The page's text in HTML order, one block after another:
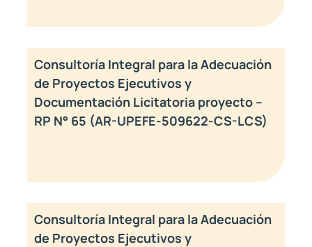
Consultoría Integral para la Adecuación
de Proyectos Ejecutivos y
Documentación Licitatoria proyecto –
RP N° 65 (AR-UPEFE-509622-CS-LCS)
Consultoría Integral para la Adecuación
de Proyectos Ejecutivos y